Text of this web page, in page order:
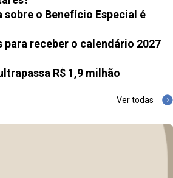
sobre o Benefício Especial é
para receber o calendário 2027
R$ 1,9 milhão
Ver todas